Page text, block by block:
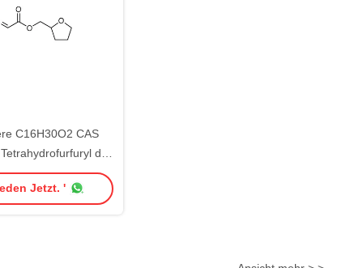
C16H30O2 CAS
der
Reinheits-THFA
Jetzt. '